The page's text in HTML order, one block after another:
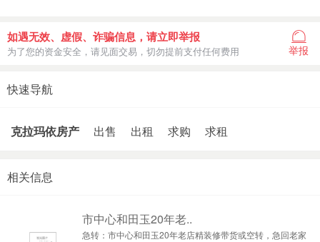
如遇无效、虚假、诈骗信息，请立即举报
为了您的资金安全，请见面交易，切勿提前支付任何费用 举报
快速导航
克拉玛依房产 出售 出租 求购 求租
相关信息
市中心和田玉20年老..
急转：市中心和田玉20年老店精装修带货或空转，急回老家